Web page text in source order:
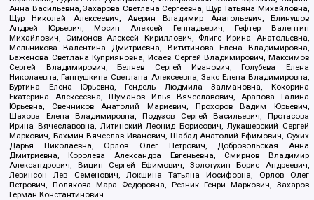
Анна Васильевна, Захарова Светлана Сергеевна, Щур Татьяна Михайловна,
Щур Николай Алексеевич, Аверин Владимир Анатольевич, Блинушов
Андрей Юрьевич, Мосин Алексей Геннадьевич, Гефтер Валентин
Михайлович, Симонов Алексей Кириллович, Флиге Ирина Анатольевна,
Мельникова Валентина Дмитриевна, Вититинова Елена Владимировна,
Баженова Светлана Куприяновна, Исаев Сергей Владимирович, Максимов
Сергей Владимирович, Беляев Сергей Иванович, Голубева Елена
Николаевна, Ганнушкина Светлана Алексеевна, Закс Елена Владимировна,
Буртина Елена Юрьевна, Гендель Людмила Залмановна, Кокорина
Екатерина Алексеевна, Шуманов Илья Вячеславович, Арапова Галина
Юрьевна, Свечников Анатолий Мариевич, Прохоров Вадим Юрьевич,
Шахова Елена Владимировна, Подузов Сергей Васильевич, Протасова
Ирина Вячеславовна, Литинский Леонид Борисович, Лукашевский Сергей
Маркович, Бахмин Вячеслав Иванович, Шабад Анатолий Ефимович, Сухих
Дарья Николаевна, Орлов Олег Петрович, Добровольская Анна
Дмитриевна, Королева Александра Евгеньевна, Смирнов Владимир
Александрович, Вицин Сергей Ефимович, Золотухин Борис Андреевич,
Левинсон Лев Семенович, Локшина Татьяна Иосифовна, Орлов Олег
Петрович, Полякова Мара Федоровна, Резник Генри Маркович, Захаров
Герман Константинович